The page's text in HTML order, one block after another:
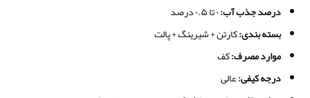
درصد جذب آب:
بسته بندی:کارتن + شیرینگ + پالت
موارد مصرف:کف
درجه کیفی:عالی